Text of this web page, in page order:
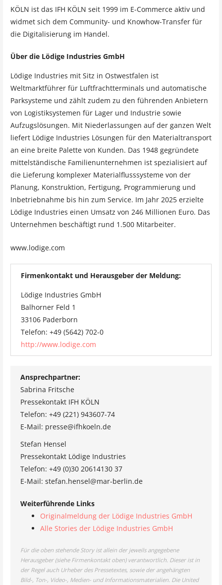
KÖLN ist das IFH KÖLN seit 1999 im E-Commerce aktiv und
widmet sich dem Community- und Knowhow-Transfer für
die Digitalisierung im Handel.
Über die Lödige Industries GmbH
Lödige Industries mit Sitz in Ostwestfalen ist
Weltmarktführer für Luftfrachtterminals und automatische
Parksysteme und zählt zudem zu den führenden Anbietern
von Logistiksystemen für Lager und Industrie sowie
Aufzugslösungen. Mit Niederlassungen auf der ganzen Welt
liefert Lödige Industries Lösungen für den Materialtransport
an eine breite Palette von Kunden. Das 1948 gegründete
mittelständische Familienunternehmen ist spezialisiert auf
die Lieferung komplexer Materialflusssysteme von der
Planung, Konstruktion, Fertigung, Programmierung und
Inbetriebnahme bis hin zum Service. Im Jahr 2025 erzielte
Lödige Industries einen Umsatz von 246 Millionen Euro. Das
Unternehmen beschäftigt rund 1.500 Mitarbeiter.
www.lodige.com
Firmenkontakt und Herausgeber der Meldung:
Lödige Industries GmbH
Balhorner Feld 1
33106 Paderborn
Telefon: +49 (5642) 702-0
http://www.lodige.com
Ansprechpartner:
Sabrina Fritsche
Pressekontakt IFH KÖLN
Telefon: +49 (221) 943607-74
E-Mail: presse@ifhkoeln.de
Stefan Hensel
Pressekontakt Lödige Industries
Telefon: +49 (0)30 20614130 37
E-Mail: stefan.hensel@mar-berlin.de
Weiterführende Links
Originalmeldung der Lödige Industries GmbH
Alle Stories der Lödige Industries GmbH
Für die oben stehende Story ist allein der jeweils angegebene
Herausgeber (siehe Firmenkontakt oben) verantwortlich. Dieser ist in
der Regel auch Urheber des Pressetextes, sowie der angehängten
Bild-, Ton-, Video-, Medien- und Informationsmaterialien. Die United